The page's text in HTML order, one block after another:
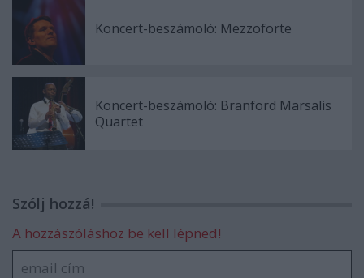
Koncert-beszámoló: Mezzoforte
Koncert-beszámoló: Branford Marsalis
Quartet
Szólj hozzá!
A hozzászóláshoz be kell lépned!